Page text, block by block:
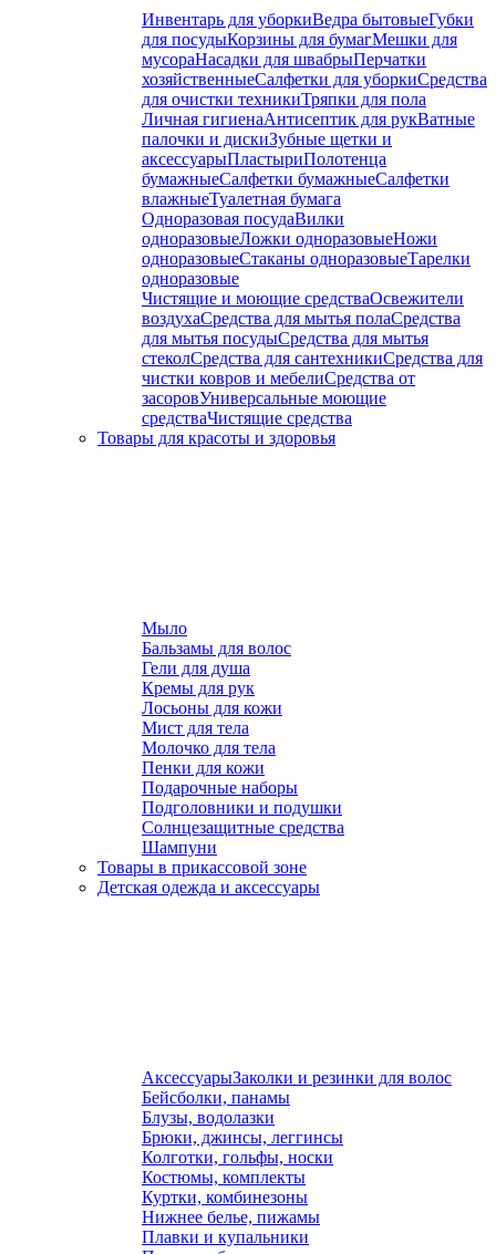
Инвентарь для уборкиВедра бытовыеГубки
для посудыКорзины для бумагМешки для
мусораНасадки для швабрыПерчатки
хозяйственныеСалфетки для уборкиСредства
для очистки техникиТряпки для пола
Личная гигиенаАнтисептик для рукВатные
палочки и дискиЗубные щетки и
аксессуарыПластыриПолотенца
бумажныеСалфетки бумажныеСалфетки
влажныеТуалетная бумага
Одноразовая посудаВилки
одноразовыеЛожки одноразовыеНожи
одноразовыеСтаканы одноразовыеТарелки
одноразовые
Чистящие и моющие средстваОсвежители
воздухаСредства для мытья полаСредства
для мытья посудыСредства для мытья
стеколСредства для сантехникиСредства для
чистки ковров и мебелиСредства от
засоровУниверсальные моющие
средстваЧистящие средства
Товары для красоты и здоровья
Мыло
Бальзамы для волос
Гели для душа
Кремы для рук
Лосьоны для кожи
Мист для тела
Молочко для тела
Пенки для кожи
Подарочные наборы
Подголовники и подушки
Солнцезащитные средства
Шампуни
Товары в прикассовой зоне
Детская одежда и аксессуары
АксессуарыЗаколки и резинки для волос
Бейсболки, панамы
Блузы, водолазки
Брюки, джинсы, леггинсы
Колготки, гольфы, носки
Костюмы, комплекты
Куртки, комбинезоны
Нижнее белье, пижамы
Плавки и купальники